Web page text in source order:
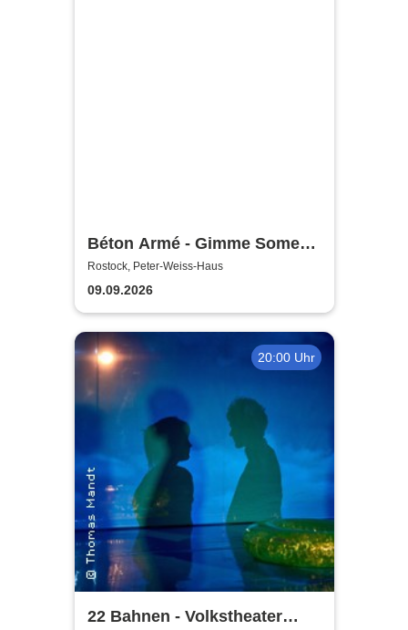
Béton Armé - Gimme Some
Action presents
Rostock, Peter-Weiss-Haus
09.09.2026
20:00 Uhr
22 Bahnen - Volkstheater